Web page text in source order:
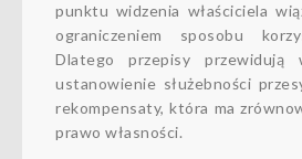
punktu widzenia właściciela
ograniczeniem sposobu
Dlatego przepisy przewidują
ustanowienie służebności
rekompensaty, która ma
prawo własności.